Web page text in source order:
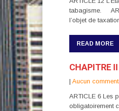
tabagisme.
l’objet de
READ MORE
CHAPITRE
| Aucun
ARTICLE 6 Les
obligatoirement